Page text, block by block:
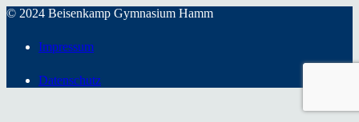
© 2024 Beisenkamp Gymnasium Hamm
Impressum
Datenschutz